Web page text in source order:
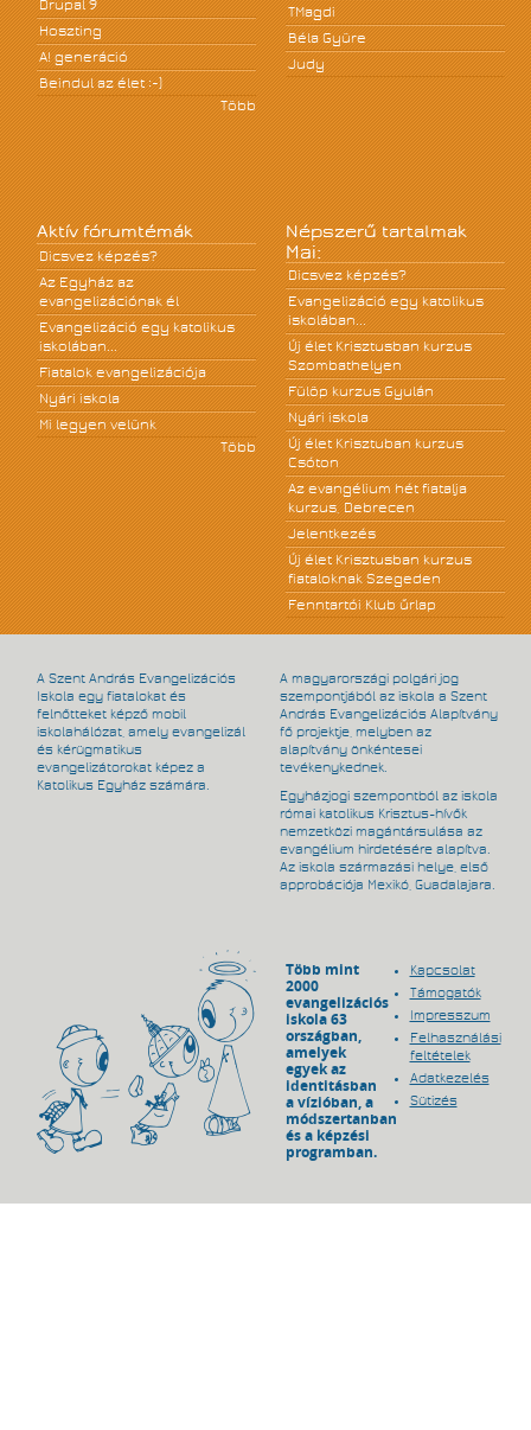
Drupal 9
Hoszting
A! generáció
Beindul az élet :-)
Több
TMagdi
Béla Gyüre
Judy
Aktív fórumtémák
Dicsvez képzés?
Az Egyház az
evangelizációnak él
Evangelizáció egy katolikus
iskolában...
Fiatalok evangelizációja
Nyári iskola
Mi legyen velünk
Több
Népszerű tartalmak
Mai:
Dicsvez képzés?
Evangelizáció egy katolikus
iskolában...
Új élet Krisztusban kurzus
Szombathelyen
Fülöp kurzus Gyulán
Nyári iskola
Új élet Krisztuban kurzus
Csóton
Az evangélium hét fiatalja
kurzus, Debrecen
Jelentkezés
Új élet Krisztusban kurzus
fiataloknak Szegeden
Fenntartói Klub űrlap
A Szent András Evangelizációs
Iskola egy fiatalokat és
felnőtteket képző mobil
iskolahálózat, amely evangelizál
és kérügmatikus
evangelizátorokat képez a
Katolikus Egyház számára.
A magyarországi polgári jog
szempontjából az iskola a Szent
András Evangelizációs Alapítvány
fő projektje, melyben az
alapítvány önkéntesei
tevékenykednek.
Egyházjogi szempontból az iskola
római katolikus Krisztus-hívők
nemzetközi magántársulása az
evangélium hirdetésére alapítva.
Az iskola származási helye, első
approbációja Mexikó, Guadalajara.
Több mint
2000
evangelizációs
iskola 63
országban,
amelyek
egyek az
identitásban
a vízióban, a
módszertanban
és a képzési
programban.
Kapcsolat
Támogatók
Impresszum
Felhasználási
feltételek
Adatkezelés
Sütizés